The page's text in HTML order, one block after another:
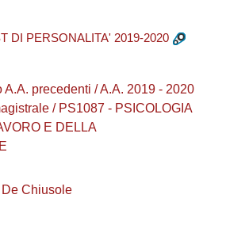
DI PERSONALITA' 2019-2020
A.A. precedenti / A.A. 2019 - 2020
/ PS1087 - PSICOLOGIA
E DELLA
De Chiusole